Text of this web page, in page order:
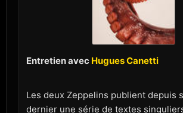
Entretien avec Hugues Canetti
Les deux Zeppelins publient depuis
dernier une série de textes